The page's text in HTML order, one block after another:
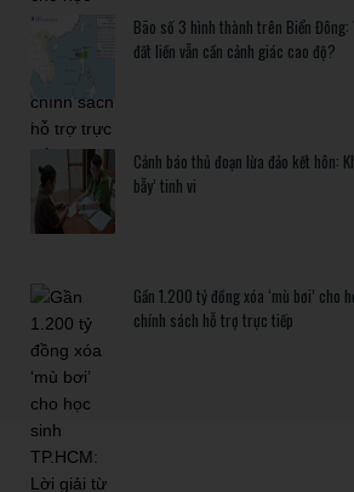
Bão số 3 hình thành trên Biển
đất liền vẫn cần cảnh giác cao độ?
Cảnh báo thủ đoạn lừa đảo kết hôn:
bẫy’ tinh vi
Gần 1.200 tỷ đồng xóa ‘mù bơi’ cho
chính sách hỗ trợ trực tiếp